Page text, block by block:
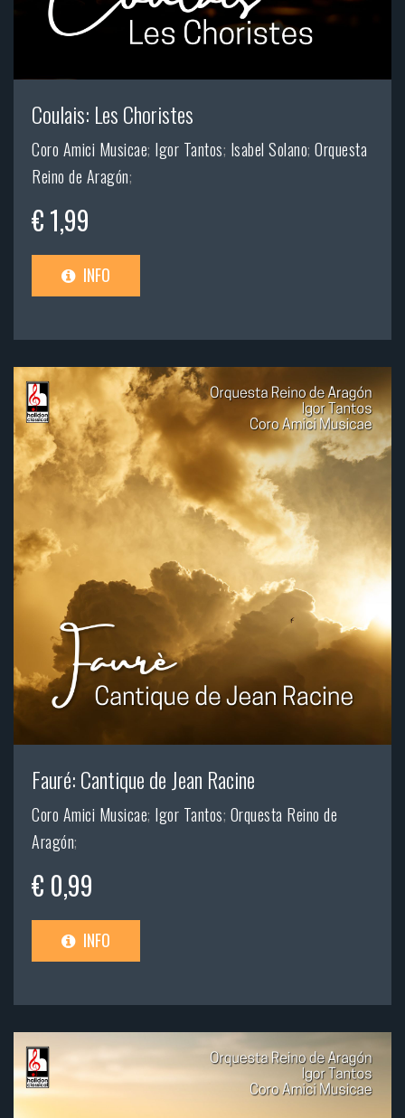
Coulais: Les Choristes
Coro Amici Musicae; Igor Tantos; Isabel Solano; Orquesta
Reino de Aragón;
€ 1,99
INFO
Fauré: Cantique de Jean Racine
Coro Amici Musicae; Igor Tantos; Orquesta Reino de
Aragón;
€ 0,99
INFO